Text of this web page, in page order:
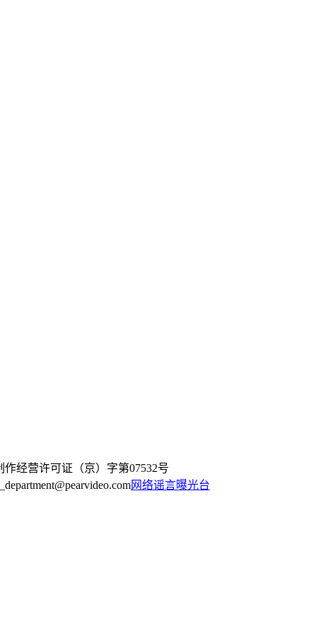
作经营许可证（京）字第07532号
网络谣言曝光台